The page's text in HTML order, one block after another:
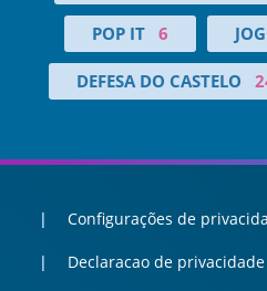
POP IT 6
DEFESA DO CASTELO
Configurações de
Declaracao de privacidade